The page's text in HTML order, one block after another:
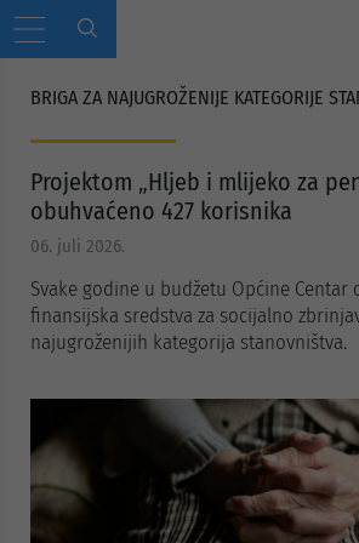
BRIGA ZA NAJUGROŽENIJE KATEGORIJE
Projektom „Hljeb i mlijeko za
obuhvaćeno 427 korisnika
06. juli 2026.
Svake godine u budžetu Općine Centar
finansijska sredstva za socijalno
najugroženijih kategorija stanovništva.